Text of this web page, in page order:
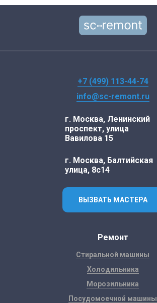
+7 (499) 113-44-74
info@sc-remont.ru
г. Москва, Ленинский
проспект, улица
Вавилова 15
г. Москва, Балтийская
улица, 8с14
ВЫЗВАТЬ МАСТЕРА
Ремонт
Стиральной машины
Холодильника
Морозильника
Посудомоечной машины